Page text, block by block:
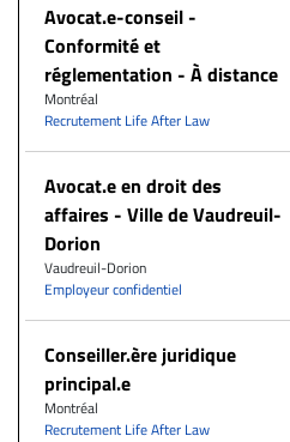
​Avocat.e-conseil -
Conformité et
réglementation - À distance
Montréal
Recrutement Life After Law
Avocat.e en droit des
affaires - Ville de Vaudreuil-
Dorion
Vaudreuil-Dorion
Employeur confidentiel
Conseiller.ère juridique
principal.e
Montréal
Recrutement Life After Law